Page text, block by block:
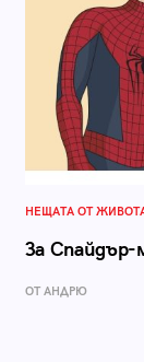
НЕЩАТА ОТ
За Спайдър-
ОТ АНДРЮ